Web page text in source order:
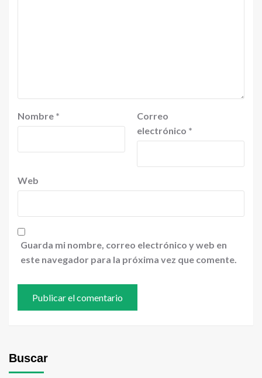
Nombre *
Correo
electrónico *
Web
Guarda mi nombre, correo electrónico y web en
este navegador para la próxima vez que comente.
Buscar